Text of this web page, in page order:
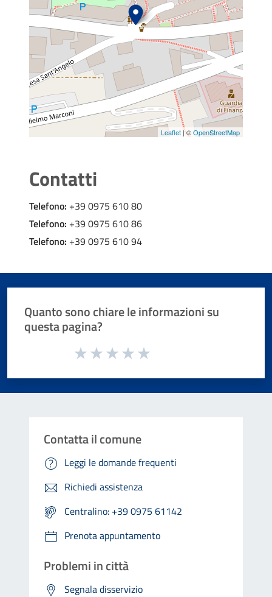
Leaflet | ©OpenStreetMap
Contatti
Telefono: +39 0975 610 80
Telefono: +39 0975 610 86
Telefono: +39 0975 610 94
Quanto sono chiare le informazioni su
questa pagina?
Valuta da 1 a 5 stelle la pagina
Contatta il comune
Leggi le domande frequenti
Richiedi assistenza
Centralino: +39 0975 61142
Prenota appuntamento
Problemi in città
Segnala disservizio